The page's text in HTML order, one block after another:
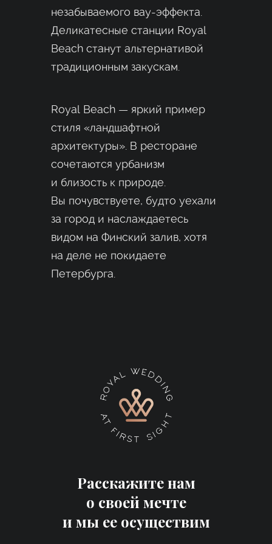
незабываемого вау-эффекта.
Деликатесные станции Royal
Beach станут альтернативой
традиционным закускам.
Royal Beach — яркий пример
стиля «ландшафтной
архитектуры». В ресторане
сочетаются урбанизм
и близость к природе.
Вы почувствуете, будто уехали
за город и наслаждаетесь
видом на Финский залив, хотя
на деле не покидаете
Петербурга.
Расскажите нам
о своей мечте
и мы ее осуществим